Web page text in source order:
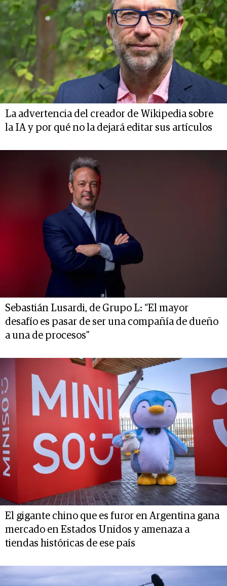
La advertencia del creador de Wikipedia sobre
la IA y por qué no la dejará editar sus artículos
Sebastián Lusardi, de Grupo L: “El mayor
desafío es pasar de ser una compañía de dueño
a una de procesos”
El gigante chino que es furor en Argentina gana
mercado en Estados Unidos y amenaza a
tiendas históricas de ese país